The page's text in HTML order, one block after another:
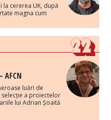
la cererea UK, după
magna cum
luări de
a proiectelor
lui Adrian Șoaită